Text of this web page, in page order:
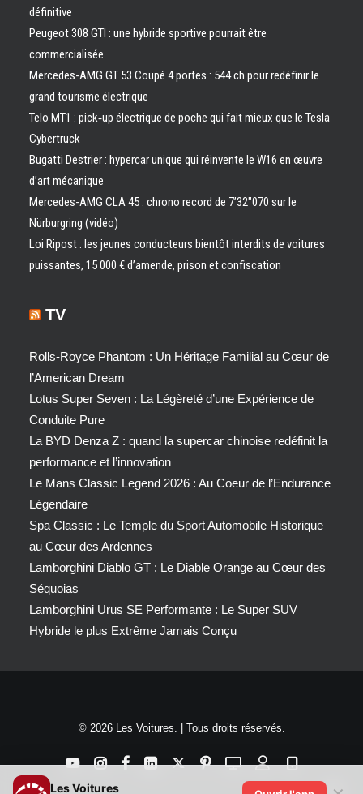
définitive
Peugeot 308 GTI : une hybride sportive pourrait être
commercialisée
Mercedes-AMG GT 53 Coupé 4 portes : 544 ch pour redéfinir le
grand tourisme électrique
Telo MT1 : pick‑up électrique de poche qui fait mieux que le Tesla
Cybertruck
Bugatti Destrier : hypercar unique qui réinvente le W16 en œuvre
d’art mécanique
Mercedes-AMG CLA 45 : chrono record de 7’32″070 sur le
Nürburgring (vidéo)
Loi Ripost : les jeunes conducteurs bientôt interdits de voitures
puissantes, 15 000 € d’amende, prison et confiscation
TV
Rolls-Royce Phantom : Un Héritage Familial au Cœur de
l’American Dream
Lotus Super Seven : La Légèreté d’une Expérience de
Conduite Pure
La BYD Denza Z : quand la supercar chinoise redéfinit la
performance et l’innovation
Le Mans Classic Legend 2026 : Au Coeur de l’Endurance
Légendaire
Spa Classic : Le Temple du Sport Automobile Historique
au Cœur des Ardennes
Lamborghini Diablo GT : Le Diable Orange au Cœur des
Séquoias
Lamborghini Urus SE Performante : Le Super SUV
Hybride le plus Extrême Jamais Conçu
© 2026 Les Voitures. | Tous droits réservés.
Les Voitures